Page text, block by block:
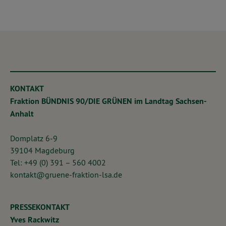
KONTAKT
Fraktion BÜNDNIS 90/DIE GRÜNEN im Landtag Sachsen-
Anhalt
Domplatz 6-9
39104 Magdeburg
Tel: +49 (0) 391 – 560 4002
kontakt@gruene-fraktion-lsa.de
PRESSEKONTAKT
Yves Rackwitz